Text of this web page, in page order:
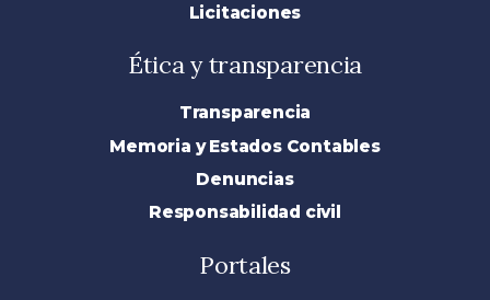
Licitaciones
Ética y transparencia
Transparencia
Memoria y Estados Contables
Denuncias
Responsabilidad civil
Portales